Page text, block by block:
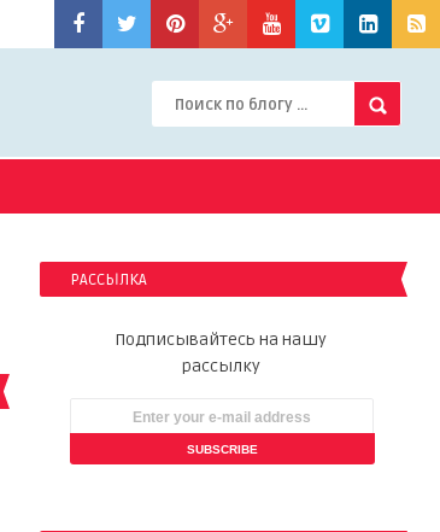
РАССЫЛКА
Подписывайтесь на нашу
рассылку